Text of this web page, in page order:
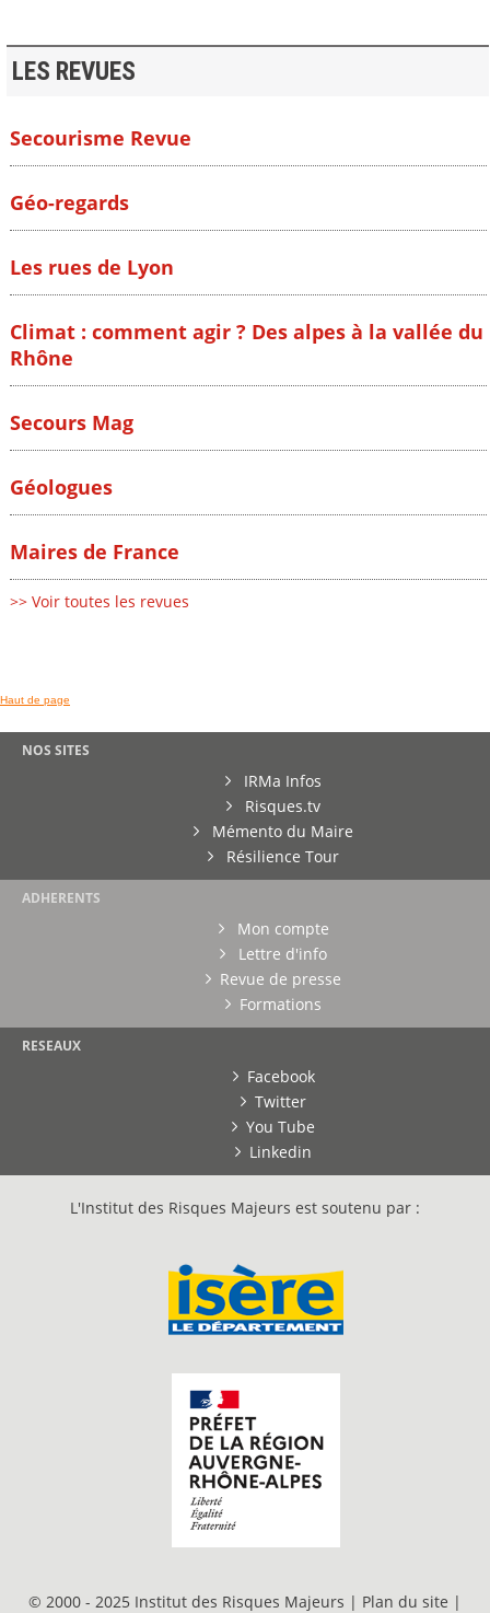
LES REVUES
Secourisme Revue
Géo-regards
Les rues de Lyon
Climat : comment agir ? Des alpes à la vallée du
Rhône
Secours Mag
Géologues
Maires de France
>> Voir toutes les revues
Haut de page
NOS SITES
IRMa Infos
Risques.tv
Mémento du Maire
Résilience Tour
ADHERENTS
Mon compte
Lettre d'info
Revue de presse
Formations
RESEAUX
Facebook
Twitter
You Tube
Linkedin
L'Institut des Risques Majeurs est soutenu par :
© 2000 - 2025 Institut des Risques Majeurs | Plan du site |